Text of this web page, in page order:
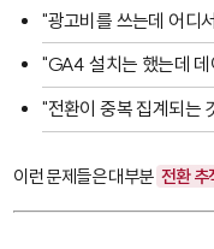
"광고비를 쓰는데 어디
"GA4 설치는 했는데
"전환이 중복 집계되는
이런 문제들은 대부분 전환 추